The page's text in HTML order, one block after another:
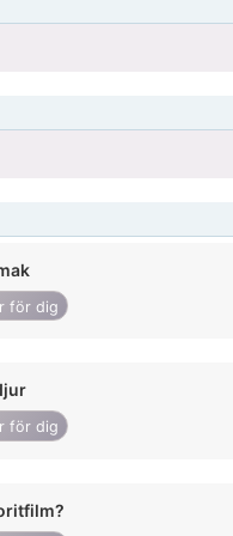
för dig
för dig